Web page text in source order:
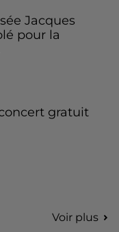
Jacques
pour la
gratuit
Voir plus